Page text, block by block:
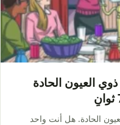
العيون الحادة
الحادة. هل أنت واحد